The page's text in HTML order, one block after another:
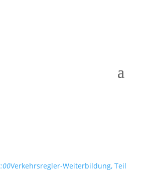
Verkehrsregler-Weiterbildung, Teil